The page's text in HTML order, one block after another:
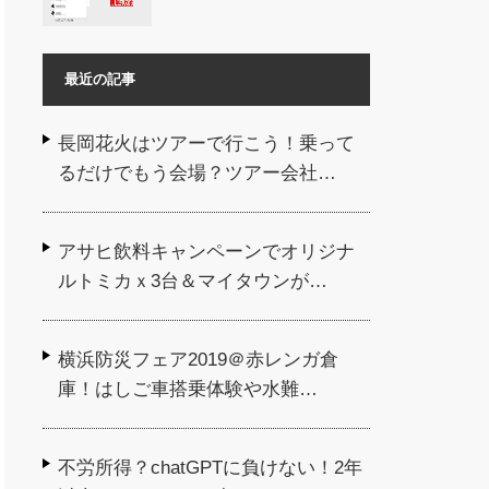
最近の記事
長岡花火はツアーで行こう！乗って
るだけでもう会場？ツアー会社…
アサヒ飲料キャンペーンでオリジナ
ルトミカｘ3台＆マイタウンが…
横浜防災フェア2019＠赤レンガ倉
庫！はしご車搭乗体験や水難…
不労所得？chatGPTに負けない！2年